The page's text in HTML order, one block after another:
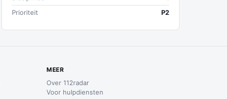
Prioriteit
P2
MEER
Over 112radar
Voor hulpdiensten